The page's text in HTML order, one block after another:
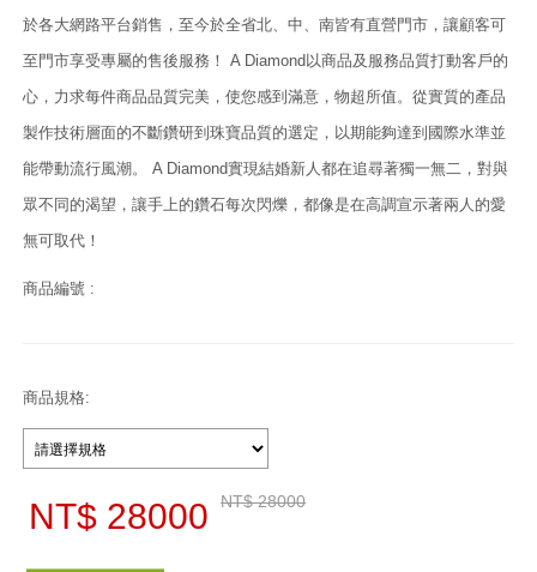
於各大網路平台銷售，至今於全省北、中、南皆有直營門市，讓顧客可
至門市享受專屬的售後服務！ A Diamond以商品及服務品質打動客戶的
心，力求每件商品品質完美，使您感到滿意，物超所值。從實質的產品
製作技術層面的不斷鑽研到珠寶品質的選定，以期能夠達到國際水準並
能帶動流行風潮。 A Diamond實現結婚新人都在追尋著獨一無二，對與
眾不同的渴望，讓手上的鑽石每次閃爍，都像是在高調宣示著兩人的愛
無可取代！
商品編號 :
商品規格:
NT$ 28000 NT$ 28000